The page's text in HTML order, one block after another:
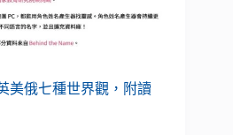
美俄七種世界觀，附讀